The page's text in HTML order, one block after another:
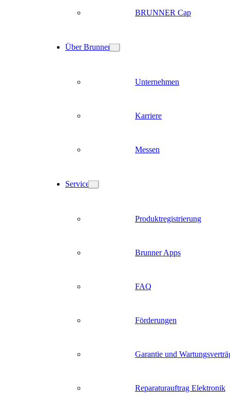
BRUNNER Cap
Über Brunner
Unternehmen
Karriere
Messen
Service
Produktregistrierung
Brunner Apps
FAQ
Förderungen
Garantie und
Reparaturauftrag Elektronik